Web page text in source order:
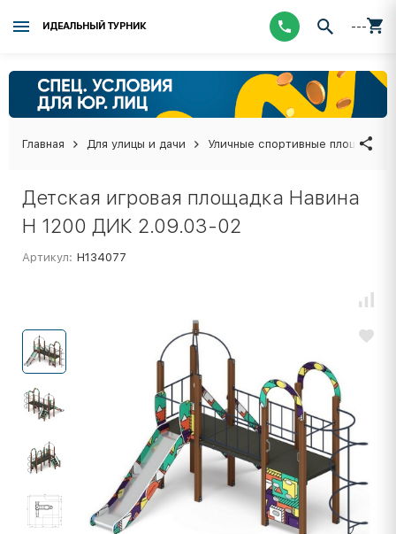
ИДЕАЛЬНЫЙ ТУРНИК ---
Главная Для улицы и дачи Уличные спортивные площадки
Детская игровая площадка Навина
Н 1200 ДИК 2.09.03-02
Артикул: Н134077